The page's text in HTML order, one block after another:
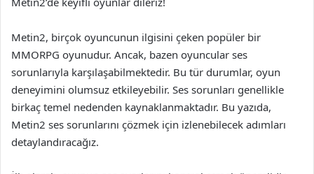
Metin2, birçok oyuncunun ilgisini çeken popüler bir
MMORPG oyunudur. Ancak, bazen oyuncular ses
sorunlarıyla karşılaşabilmektedir. Bu tür durumlar, oyun
deneyimini olumsuz etkileyebilir. Ses sorunları genellikle
birkaç temel nedenden kaynaklanmaktadır. Bu yazıda,
Metin2 ses sorunlarını çözmek için izlenebilecek adımları
detaylandıracağız.